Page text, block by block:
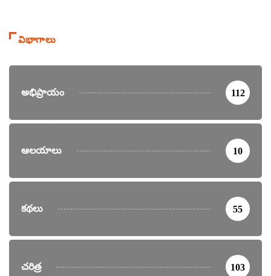
విభాగాలు
అభిప్రాయం 112
ఆలయాలు 10
కథలు 55
చరిత్ర 103